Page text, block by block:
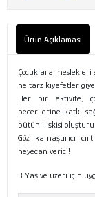
Ürün Açıklaması
Çocuklara
ne tarz kıyafetler
Her bir aktivite,
becerilerine katkı
bütün ilişkisi
Göz kamaştırıcı
heyecan verici!
3 Yaş ve üzeri için